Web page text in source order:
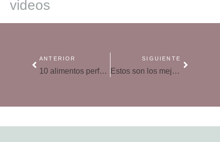
videos
ANTERIOR
10 alimentos perfectos para reforzar las defensas de los hijos en invierno
SIGUIENTE
Estos son los mejores alimentos para fortalecer los huesos